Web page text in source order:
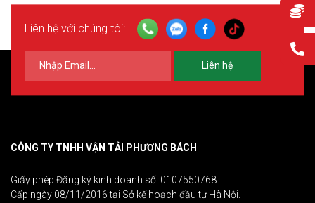
Liên hệ với chúng tôi:
Liên hệ
CÔNG TY TNHH VẬN TẢI PHƯƠNG BÁCH
Giấy phép Đăng ký kinh doanh số: 0107550768.
Cấp ngày 08/11/2016 tại Sở kế hoạch đầu tư Hà Nội.